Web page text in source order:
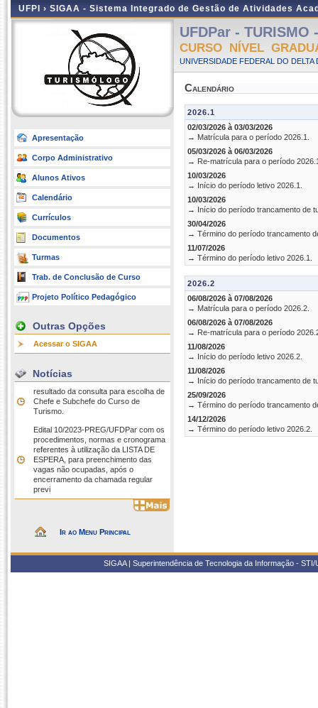
UFPI › SIGAA - Sistema Integrado de Gestão de Atividades
Apresentação
Corpo Administrativo
Alunos Ativos
Calendário
Currículos
Documentos
Turmas
Trab. de Conclusão de Curso
Projeto Político Pedagógico
Outras Opções
Acessar o SIGAA
Notícias
resultado da consulta para escolha de
Chefe e Subchefe do Curso de
Turismo.
Edital 10/2023-PREG/UFDPar com os
procedimentos, normas e cronograma
referentes à utilização da LISTA DE
ESPERA, para preenchimento das
vagas não ocupadas, após o
encerramento da chamada regular
previ
Ir ao Menu Principal
UFDPar -
CURSO NÍVEL
UNIVERSIDADE FEDERAL DO DELTA
Calendário
2026.1
02/03/2026 à 03/03/2026
→ Matrícula para o período 2026.1.
05/03/2026 à 06/03/2026
→ Re-matrícula para o período
10/03/2026
→ Início do período letivo 2026.1.
10/03/2026
→ Início do período trancamento de
30/04/2026
→ Término do período trancamento
11/07/2026
→ Término do período letivo 2026.1.
2026.2
06/08/2026 à 07/08/2026
→ Matrícula para o período 2026.2.
06/08/2026 à 07/08/2026
→ Re-matrícula para o período
11/08/2026
→ Início do período letivo 2026.2.
11/08/2026
→ Início do período trancamento de
25/09/2026
→ Término do período trancamento
14/12/2026
→ Término do período letivo 2026.2.
SIGAA | Superintendência de Tecnologia da Informação -